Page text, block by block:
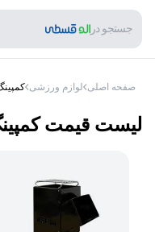
جستجو در
صفحه اصلی لوازم ورزشی
لیست قیمت